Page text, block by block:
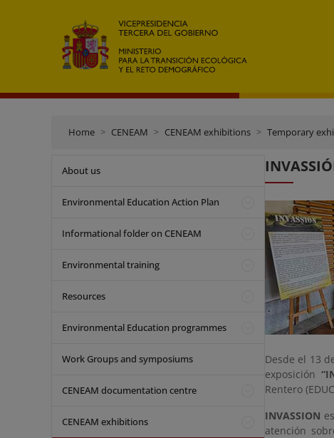
Home CENEAM CENEAM exhibitions Temporary
About us
Environmental Education Action Plan
Informational folder on CENEAM
Environmental training
Resources
Environmental Education programmes
Work Groups and symposiums
CENEAM documentation centre
CENEAM exhibitions
Desde el 13
exposición
Rentero
INVASSION
atención